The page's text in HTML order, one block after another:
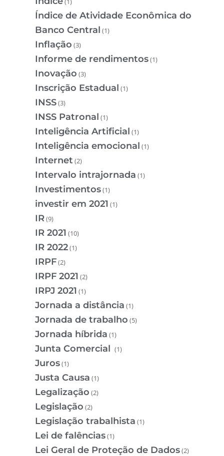
Índice de Atividade Econômica do
Banco Central (1)
Inflação (3)
Informe de rendimentos(1)
Inovação (3)
Inscrição Estadual (1)
INSS(3)
INSS Patronal (1)
Inteligência Artificial (1)
Inteligência emocional (1)
Internet (2)
Intervalo intrajornada (1)
Investimentos(1)
investir em 2021 (1)
IR(9)
IR 2021 (10)
IR 2022(1)
IRPF(2)
IRPF 2021 (2)
IRPJ 2021 (1)
Jornada a distância (1)
Jornada de trabalho (5)
Jornada híbrida (1)
Junta Comercial (1)
Juros(1)
Justa Causa (1)
Legalização (2)
Legislação (2)
Legislação trabalhista (1)
Lei de falências(1)
Lei Geral de Proteção de Dados(2)